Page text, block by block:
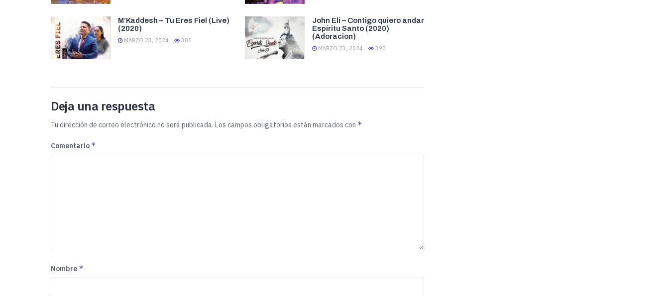
M’Kaddesh – Tu Eres Fiel (Live)
(2020)
MARZO 23, 2024 385
John Eli – Contigo quiero andar
Espíritu Santo (2020)
(Adoracion)
MARZO 23, 2024 390
Deja una respuesta
Tu dirección de correo electrónico no será publicada. Los campos obligatorios están marcados con *
Comentario *
Nombre *